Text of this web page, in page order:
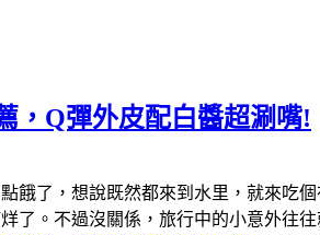
，Q彈外皮配白醬超涮嘴!
餓了，想說既然都來到水里，就來吃
了。不過沒關係，旅行中的小意外往